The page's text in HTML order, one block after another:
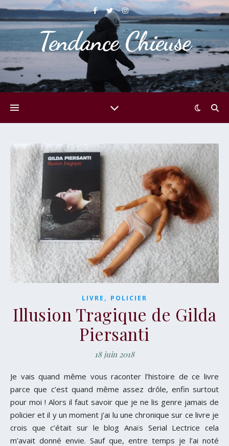
Tendance Chieuse
LIVRE , POLICIER
Illusion Tragique de Gilda
Piersanti
18 juin 2018
Je vais quand même vous raconter l’histoire de ce livre
parce que c’est quand même assez drôle, enfin surtout
pour moi ! Alors il faut savoir que je ne lis genre jamais de
policier et il y un moment j’ai lu une chronique sur ce livre je
crois que c’était sur le blog Anaïs Serial Lectrice cela
m’avait donné envie. Sauf que, entre temps je l’ai noté